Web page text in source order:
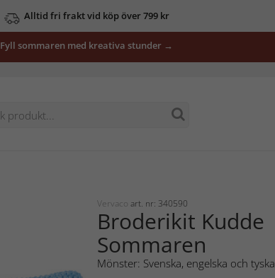
Alltid fri frakt vid köp över 799 kr
Fyll sommaren med kreativa stunder →
Vervaco art. nr: 340590
Broderikit Kudde
Sommaren
Mönster: Svenska, engelska och tyska.